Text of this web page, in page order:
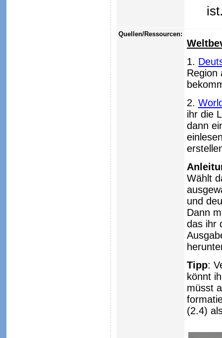
Quellen/Ressourcen:
1.
Region
2.
ihr die
dann
Wählt
und
Dann
das ihr
Tipp:
könnt
müsst
(2.4)